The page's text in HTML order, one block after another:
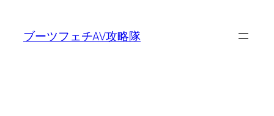
ブーツフェチAV攻略隊